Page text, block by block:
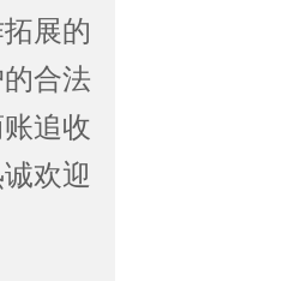
展的
合法
追收
欢迎